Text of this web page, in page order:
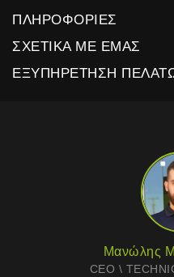
ΠΛΗΡΟΦΟΡΊΕΣ
ΣΧΕΤΙΚΆ ΜΕ ΕΜΆΣ
ΕΞΥΠΗΡΈΤΗΣΗ
Μανώλης
CEO \